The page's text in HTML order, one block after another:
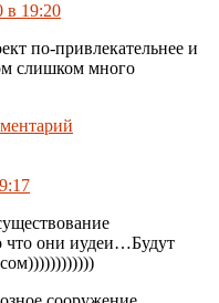
в 19:20
по-привлекательнее и
слишком много
что они иудеи…Будут